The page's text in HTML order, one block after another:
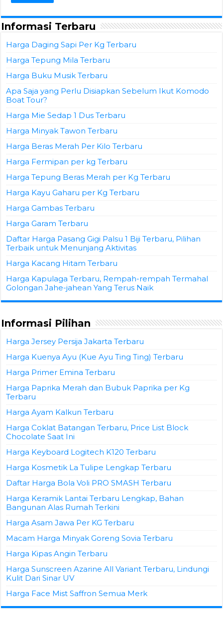
Informasi Terbaru
Harga Daging Sapi Per Kg Terbaru
Harga Tepung Mila Terbaru
Harga Buku Musik Terbaru
Apa Saja yang Perlu Disiapkan Sebelum Ikut Komodo
Boat Tour?
Harga Mie Sedap 1 Dus Terbaru
Harga Minyak Tawon Terbaru
Harga Beras Merah Per Kilo Terbaru
Harga Fermipan per kg Terbaru
Harga Tepung Beras Merah per Kg Terbaru
Harga Kayu Gaharu per Kg Terbaru
Harga Gambas Terbaru
Harga Garam Terbaru
Daftar Harga Pasang Gigi Palsu 1 Biji Terbaru, Pilihan
Terbaik untuk Menunjang Aktivitas
Harga Kacang Hitam Terbaru
Harga Kapulaga Terbaru, Rempah-rempah Termahal
Golongan Jahe-jahean Yang Terus Naik
Informasi Pilihan
Harga Jersey Persija Jakarta Terbaru
Harga Kuenya Ayu (Kue Ayu Ting Ting) Terbaru
Harga Primer Emina Terbaru
Harga Paprika Merah dan Bubuk Paprika per Kg
Terbaru
Harga Ayam Kalkun Terbaru
Harga Coklat Batangan Terbaru, Price List Block
Chocolate Saat Ini
Harga Keyboard Logitech K120 Terbaru
Harga Kosmetik La Tulipe Lengkap Terbaru
Daftar Harga Bola Voli PRO SMASH Terbaru
Harga Keramik Lantai Terbaru Lengkap, Bahan
Bangunan Alas Rumah Terkini
Harga Asam Jawa Per KG Terbaru
Macam Harga Minyak Goreng Sovia Terbaru
Harga Kipas Angin Terbaru
Harga Sunscreen Azarine All Variant Terbaru, Lindungi
Kulit Dari Sinar UV
Harga Face Mist Saffron Semua Merk